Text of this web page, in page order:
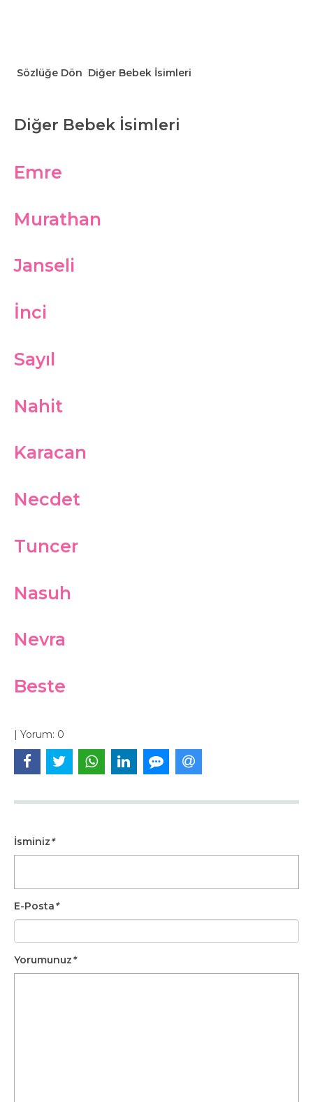
Sözlüğe Dön Diğer Bebek İsimleri
Diğer Bebek İsimleri
Emre
Murathan
Janseli
İnci
Sayıl
Nahit
Karacan
Necdet
Tuncer
Nasuh
Nevra
Beste
| Yorum: 0
İsminiz*
E-Posta*
Yorumunuz*